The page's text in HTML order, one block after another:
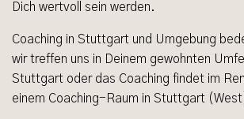
Dich wertvoll sein werden.
Coaching in Stuttgart und Umgebung
wir treffen uns in Deinem gewohnten
Stuttgart oder das Coaching findet im
einem Coaching-Raum in Stuttgart